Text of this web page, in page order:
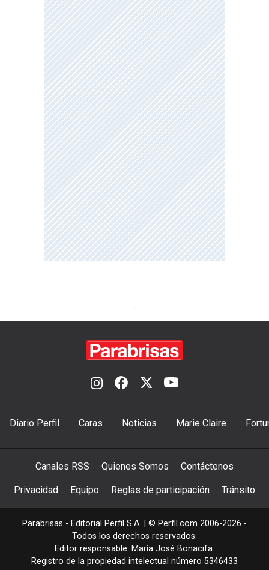
Diario Perfil Caras Noticias Marie Claire
Canales RSS Quienes Somos Contáctenos
Privacidad Equipo Reglas de participación Tránsito
Parabrisas - Editorial Perfil S.A. | © Perfil.com 2006-2026 -
Todos los derechos reservados.
Editor responsable: María José Bonacifa.
Registro de la propiedad intelectual número 5346433